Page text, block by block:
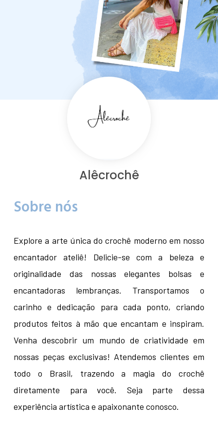
Alêcrochê
Sobre nós
Explore a arte única do crochê moderno em nosso
encantador ateliê! Delicie-se com a beleza e
originalidade das nossas elegantes bolsas e
encantadoras lembranças. Transportamos o
carinho e dedicação para cada ponto, criando
produtos feitos à mão que encantam e inspiram.
Venha descobrir um mundo de criatividade em
nossas peças exclusivas! Atendemos clientes em
todo o Brasil, trazendo a magia do crochê
diretamente para você. Seja parte dessa
experiência artística e apaixonante conosco.